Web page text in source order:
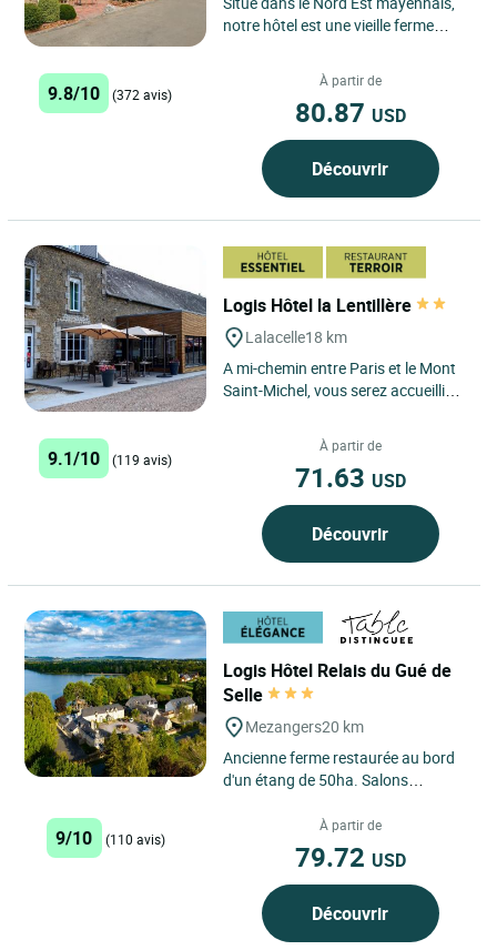
notre hôtel est une vieille ferme
un cadre authentique....
9.8/10 (372 avis)
À partir de
80.87 USD
Découvrir
Logis Hôtel la Lentillère
Lalacelle18 km
A mi-chemin entre Paris et le Mont
Saint-Michel, vous serez accueilli
cœur du Parc Naturel...
9.1/10 (119 avis)
À partir de
71.63 USD
Découvrir
Logis Hôtel Relais du Gué de
Selle
Mezangers20 km
Ancienne ferme restaurée au bord
d'un étang de 50ha. Salons
côté lac, salle de restaurant...
9/10 (110 avis)
À partir de
79.72 USD
Découvrir